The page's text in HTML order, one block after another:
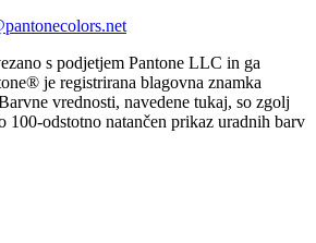
s podjetjem Pantone LLC in ga
je registrirana blagovna znamka
vrednosti, navedene tukaj, so zgolj
100-odstotno natančen prikaz uradnih barv